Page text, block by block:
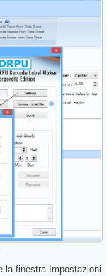
la finestra Impostazioni